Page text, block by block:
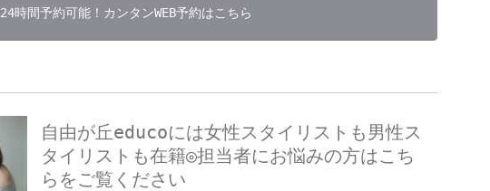
24時間予約可能！カンタンWEB予約はこちら
自由が丘educoには女性スタイリストも男性ス
タイリストも在籍◎担当者にお悩みの方はこち
らをご覧ください